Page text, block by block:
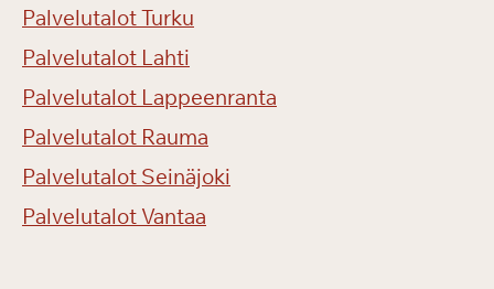
Palvelutalot Turku
Palvelutalot Lahti
Palvelutalot Lappeenranta
Palvelutalot Rauma
Palvelutalot Seinäjoki
Palvelutalot Vantaa